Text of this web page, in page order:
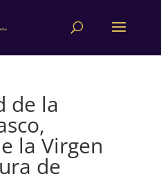
de la
la Virgen
de